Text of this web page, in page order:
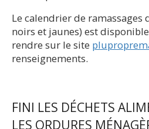
Le calendrier de ramassages
noirs et jaunes) est disponible
rendre sur le site
renseignements.
FINI LES DÉCHETS
LES ORDURES